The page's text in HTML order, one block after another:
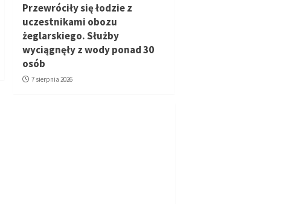
Przewróciły się łodzie z
uczestnikami obozu
żeglarskiego. Służby
wyciągnęły z wody ponad 30
osób
7 sierpnia 2026